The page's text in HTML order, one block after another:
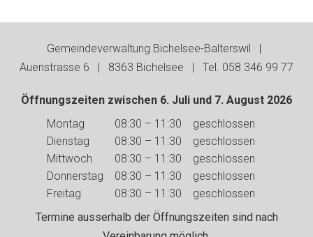
Gemeindeverwaltung Bichelsee-Balterswil |
Auenstrasse 6 | 8363 Bichelsee | Tel. 058 346 99 77
Öffnungszeiten zwischen 6. Juli und 7. August 2026
Wochentag
Vormittag Nachmittag
Montag 08:30 – 11:30
geschlossen
Dienstag
08:30 – 11:30
geschlossen
Mittwoch
08:30 – 11:30
geschlossen
Donnerstag
08:30 – 11:30
geschlossen
Freitag
08:30 – 11:30
geschlossen
Termine ausserhalb der Öffnungszeiten sind nach